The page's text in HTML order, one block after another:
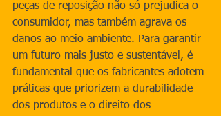
peças de reposição não só prejudica o
consumidor, mas também agrava os
danos ao meio ambiente. Para garantir
um futuro mais justo e sustentável, é
fundamental que os fabricantes adotem
práticas que priorizem a durabilidade
dos produtos e o direito dos